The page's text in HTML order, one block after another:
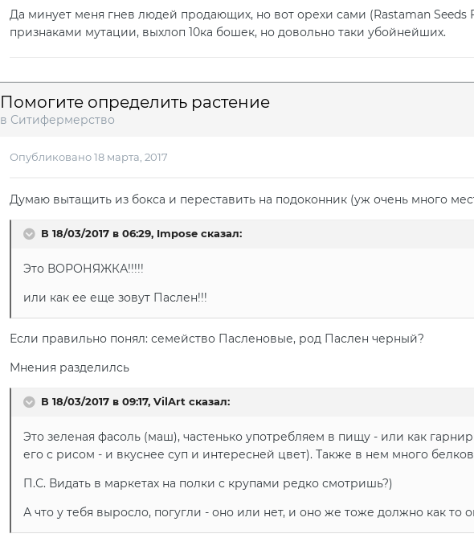
Да минует меня гнев людей продающих, но вот орехи сами (Rastaman Seeds
признаками мутации, выхлоп 10ка бошек, но довольно таки убойнейших.
Помогите определить растение
в Ситифермерство
Опубликовано18 марта, 2017
Думаю вытащить из бокса и переставить на подоконник (уж очень много
В 18/03/2017 в 06:29, Impose сказал:
Это ВОРОНЯЖКА!!!!!
или как ее еще зовут Паслен!!!
Если правильно понял: семейство Пасленовые, род Паслен черный?
Мнения разделилсь
В 18/03/2017 в 09:17, VilArt сказал:
Это зеленая фасоль (маш), частенько употребляем в пищу - или как
его с рисом - и вкуснее суп и интересней цвет). Также в нем много
П.С. Видать в маркетах на полки с крупами редко смотришь?)
А что у тебя выросло, погугли - оно или нет, и оно же тоже должно как то